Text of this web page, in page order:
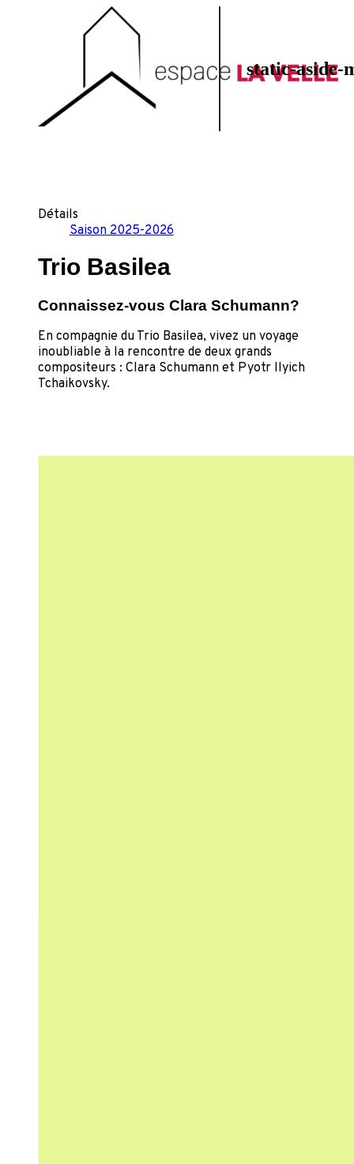
static-aside-
Détails
Saison 2025-2026
Trio Basilea
Connaissez-vous Clara Schumann?
En compagnie du Trio Basilea, vivez un voyage
inoubliable à la rencontre de deux grands
compositeurs : Clara Schumann et Pyotr Ilyich
Tchaikovsky.